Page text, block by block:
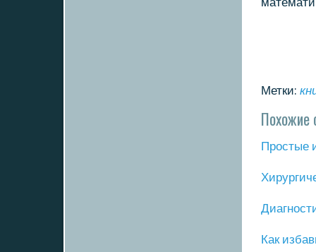
Метки:
Похожие
Прοстые
Как